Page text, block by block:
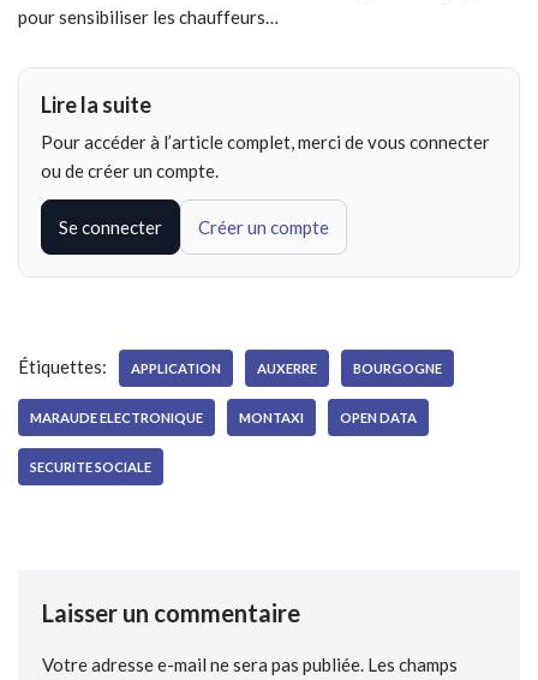
pour sensibiliser les chauffeurs…
Lire la suite
Pour accéder à l’article complet, merci de vous connecter
ou de créer un compte.
Se connecter Créer un compte
Étiquettes: APPLICATION AUXERRE BOURGOGNE
MARAUDE ELECTRONIQUE MONTAXI OPEN DATA
SECURITE SOCIALE
Laisser un commentaire
Votre adresse e-mail ne sera pas publiée. Les champs